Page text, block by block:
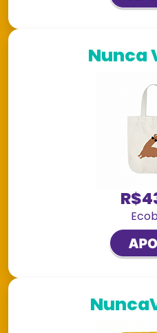
Nunca